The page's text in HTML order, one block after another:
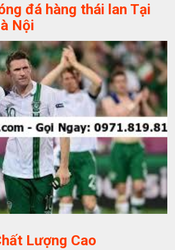
đá hàng thái lan Tại
Nội
Lượng Cao